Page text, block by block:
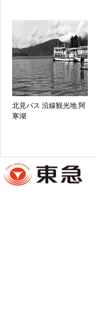
北見バス 沿線観光地 阿
寒湖